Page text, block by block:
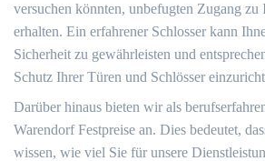
versuchen könnten, unbefugten Zugang zu
erhalten.​ Ein erfahrener Schlosser kann
Sicherheit zu gewährleisten und
Schutz Ihrer Türen und Schlösser
Darüber hinaus bieten wir als
Warendorf Festpreise an.​ Dies bedeutet,
wissen, wie viel Sie für unsere